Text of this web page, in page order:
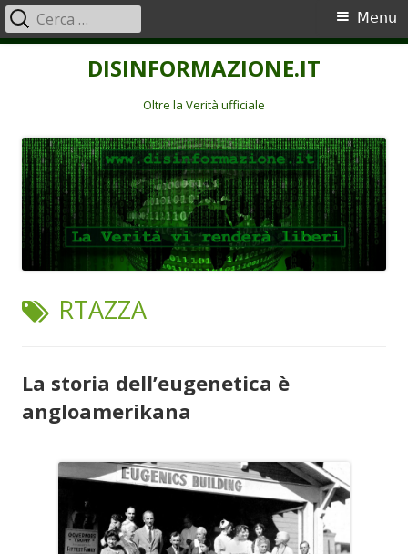
DISINFORMAZIONE.IT
Oltre la Verità ufficiale
Menu
principale
Menu
Ricerca
per:
TAG:
RTAZZA
La storia dell’eugenetica è
angloamerikana